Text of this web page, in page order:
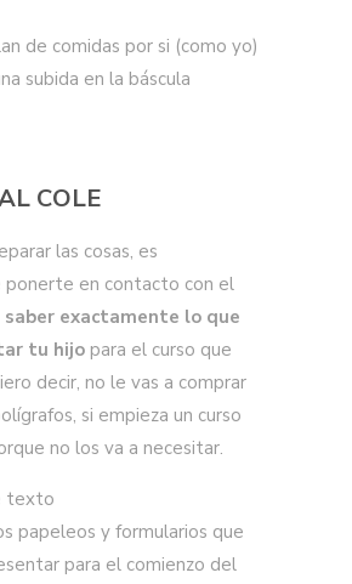
de comidas por si (como yo)
subida en la báscula
COLE
las cosas, es
ponerte en contacto con el
saber exactamente lo que
tu hijo para el curso que
decir, no le vas a comprar
si empieza un curso
no los va a necesitar.
texto
papeleos y formularios que
para el comienzo del